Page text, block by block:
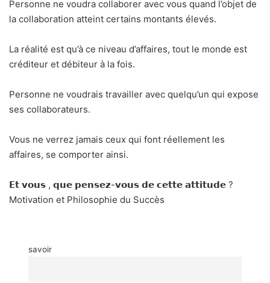
Personne ne voudra collaborer avec vous quand l’objet de
la collaboration atteint certains montants élevés.
La réalité est qu’à ce niveau d’affaires, tout le monde est
créditeur et débiteur à la fois.
Personne ne voudrais travailler avec quelqu’un qui expose
ses collaborateurs.
Vous ne verrez jamais ceux qui font réellement les
affaires, se comporter ainsi.
𝗘𝘁 𝘃𝗼𝘂𝘀 , 𝗾𝘂𝗲 𝗽𝗲𝗻𝘀𝗲𝘇-𝘃𝗼𝘂𝘀 𝗱𝗲 𝗰𝗲𝘁𝘁𝗲 𝗮𝘁𝘁𝗶𝘁𝘂𝗱𝗲 ?
Motivation et Philosophie du Succès
savoir